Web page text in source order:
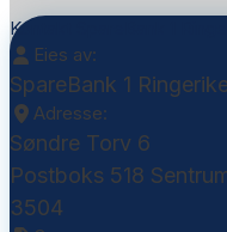
Kontakt SpareBank 1
Eies av:
SpareBank 1
Adresse:
Søndre Torv 6
Postboks 518
3504